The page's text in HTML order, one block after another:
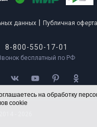
на обработку
cookie
данных Публичная оферта
8-800-550-17-01
бесплатный по РФ
- 2026